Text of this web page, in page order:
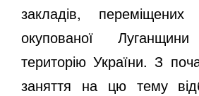
закладів,
окупованої
територію України. З
заняття на цю тему